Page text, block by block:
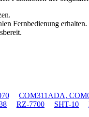
Fernbedienung erhalten.
COM311ADA,
RZ-7700 SHT-10